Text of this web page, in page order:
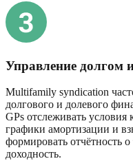
Управление долгом
Multifamily syndication
долгового и долевого
GPs отслеживать
графики амортизации и
формировать отчётность
доходность.